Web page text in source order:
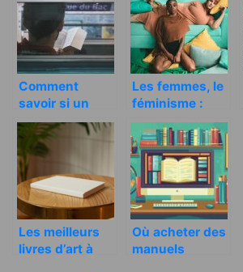
Comment
savoir si un
livre est bon
pour vous ?
Les femmes, le
féminisme :
sujet de conflit
Les meilleurs
livres d’art à
Où acheter des
manuels